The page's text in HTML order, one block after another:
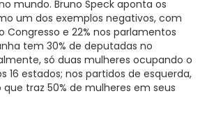
mundo. Bruno Speck aponta os
um dos exemplos negativos, com
Congresso e 22% nos parlamentos
tem 30% de deputadas no
só duas mulheres ocupando o
16 estados; nos partidos de esquerda,
que traz 50% de mulheres em seus